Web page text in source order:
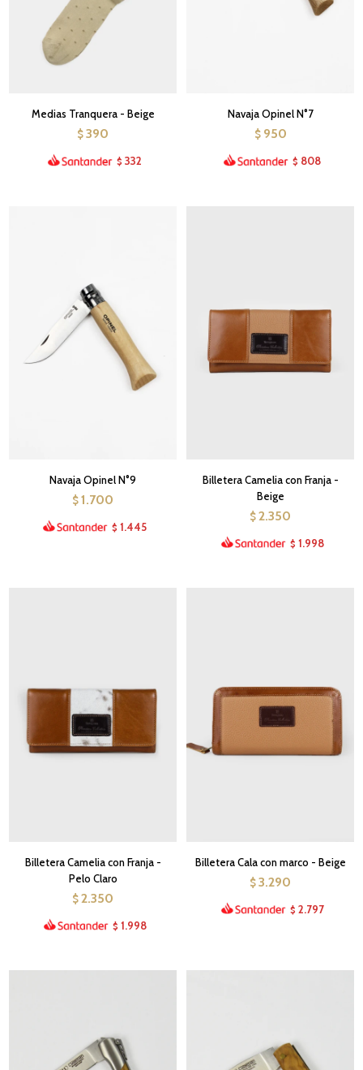
Medias Tranquera - Beige
$ 390
$ 332
Navaja Opinel N°7
$ 950
$ 808
Navaja Opinel N°9
$ 1.700
$ 1.445
Billetera Camelia con Franja -
Beige
$ 2.350
$ 1.998
Billetera Camelia con Franja -
Pelo Claro
$ 2.350
$ 1.998
Billetera Cala con marco - Beige
$ 3.290
$ 2.797